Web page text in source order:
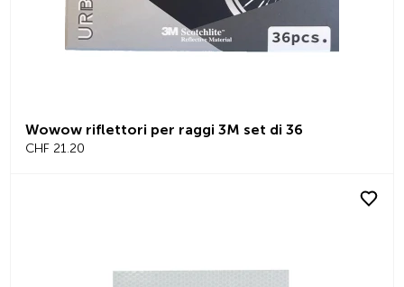
Wowow riflettori per raggi 3M set di 36
CHF 21.20